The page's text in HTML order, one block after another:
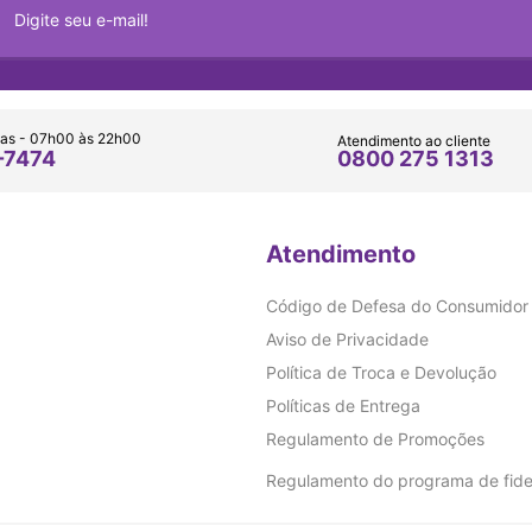
- 07h00 às 22h00 Atendimento ao cliente
0800 275 1313
Atendimento
Código de Defesa do Consumidor
Aviso de Privacidade
Política de Troca e Devolução
Políticas de Entrega
Regulamento de Promoções
Regulamento do programa de